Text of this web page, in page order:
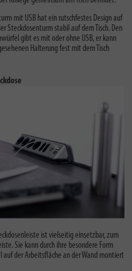
mit USB hat ein rutschfestes Design auf
Steckdosenturm stabil auf dem Tisch. Den
gibt es mit oder ohne USB, er kann
Halterung fest mit dem Tisch
ist vielseitig einsetzbar, zum
Sie kann durch ihre besondere Form
auf der Arbeitsfläche an der Wand montiert